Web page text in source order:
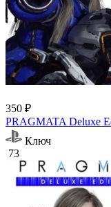
350 ₽
PRAGMATA Deluxe
Ключ
73